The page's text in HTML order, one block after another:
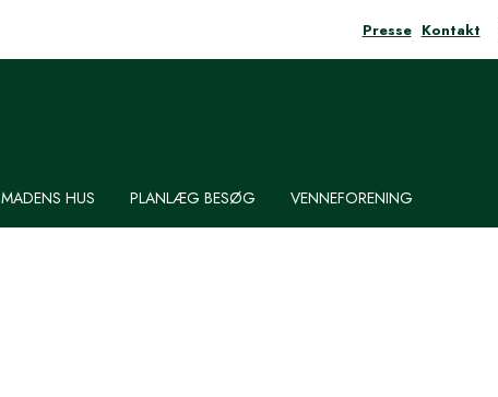
Presse Kontakt
MADENS HUS PLANLÆG BESØG VENNEFORENING